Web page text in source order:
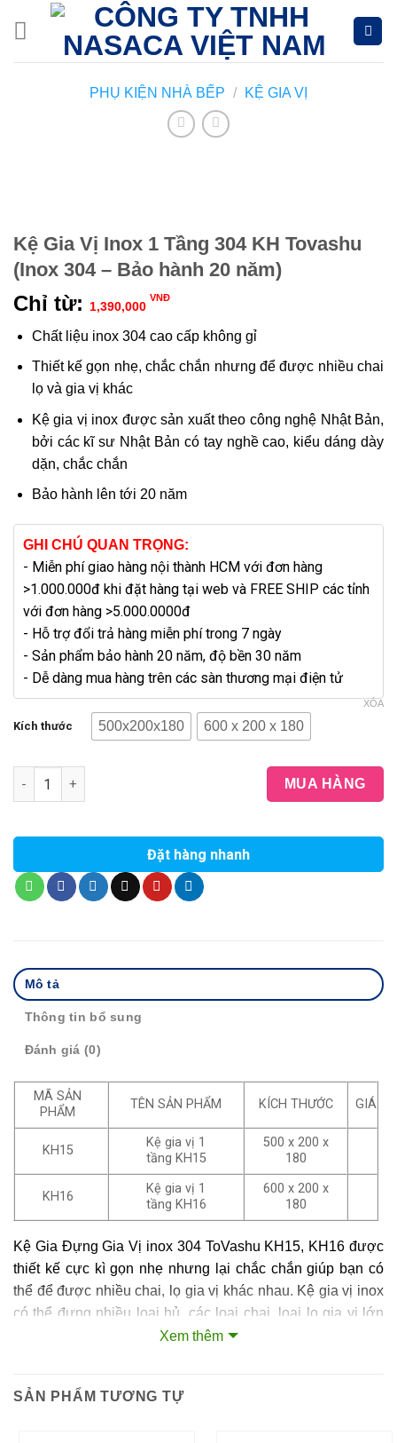
PHỤ KIỆN NHÀ BẾP / KỆ GIA VỊ
Kệ Gia Vị Inox 1 Tầng 304 KH Tovashu
(Inox 304 – Bảo hành 20 năm)
Chỉ từ: 1,390,000
VNĐ
Chất liệu inox 304 cao cấp không gỉ
Thiết kế gọn nhẹ, chắc chắn nhưng để được nhiều chai
lọ và gia vị khác
Kệ gia vị inox được sản xuất theo công nghệ Nhật Bản,
bởi các kĩ sư Nhật Bản có tay nghề cao, kiểu dáng dày
dặn, chắc chắn
Bảo hành lên tới 20 năm
GHI CHÚ QUAN TRỌNG:
- Miễn phí giao hàng nội thành HCM với đơn hàng
>1.000.000đ khi đặt hàng tại web và FREE SHIP các tỉnh
với đơn hàng >5.000.0000đ
- Hỗ trợ đổi trả hàng miễn phí trong 7 ngày
- Sản phẩm bảo hành 20 năm, độ bền 30 năm
- Dễ dàng mua hàng trên các sàn thương mại điện tử
Kích thước 500x200x180 600 x 200 x 180
XÓA
Kệ Gia Vị Inox 1 Tầng 304 KH Tovashu (Inox 304 - Bảo hành
MUA HÀNG
Đặt hàng nhanh
Mô tả
Thông tin bổ sung
Đánh giá (0)
MÃ SẢN
PHẨM
TÊN SẢN PHẨM KÍCH THƯỚC GIÁ
KH15
Kệ gia vị 1
tầng KH15
500 x 200 x
180
KH16
Kệ gia vị 1
tầng KH16
600 x 200 x
180
Kệ Gia Đựng Gia Vị inox 304 ToVashu KH15, KH16 được
thiết kế cực kì gọn nhẹ nhưng lại chắc chắn giúp bạn có
thể để được nhiều chai, lọ gia vị khác nhau. Kệ gia vị inox
có thể đựng nhiều loại hủ, các loại chai, loại lọ gia vị lớn
mà không lo quá sức tải, ngoài ra đó kệ đựng gia vị bằng
Kệ Gia Đựng Gia Vị 2 Tầng Inox 304 ToVashu KH15, KH
Xem thêm
SẢN PHẨM TƯƠNG TỰ